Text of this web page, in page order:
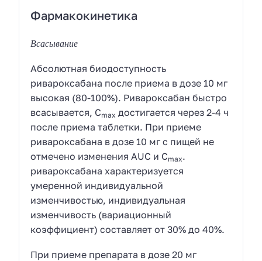
Фармакокинетика
Всасывание
Абсолютная биодоступность
ривароксабана после приема в дозе 10 мг
высокая (80-100%). Ривароксабан быстро
всасывается, Сmax достигается через 2-4 ч
после приема таблетки. При приеме
ривароксабана в дозе 10 мг с пищей не
отмечено изменения AUC и Сmax.
ривароксабана характеризуется
умеренной индивидуальной
изменчивостью, индивидуальная
изменчивость (вариационный
коэффициент) составляет от 30% до 40%.
При приеме препарата в дозе 20 мг